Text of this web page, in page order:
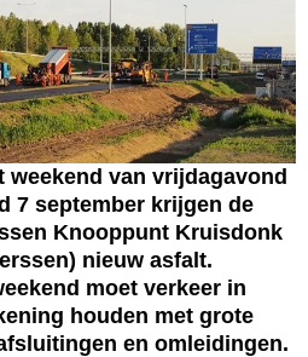
weekend van vrijdagavond
7 september krijgen de
Knooppunt Kruisdonk
nieuw asfalt.
moet verkeer in
houden met grote
en omleidingen.